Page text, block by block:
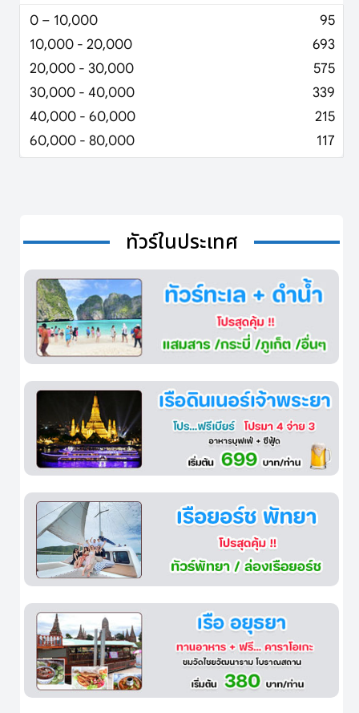
0 – 10,000
95
10,000 - 20,000
693
20,000 - 30,000
575
30,000 - 40,000
339
40,000 - 60,000
215
60,000 - 80,000
117
ทัวร์ในประเทศ